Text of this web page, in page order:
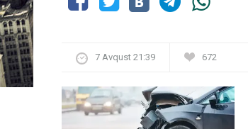
7 Avqust 21:39 672